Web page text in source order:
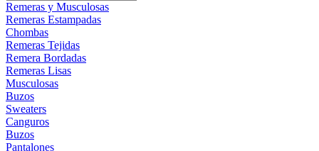
Remeras y Musculosas
Remeras Estampadas
Chombas
Remeras Tejidas
Remera Bordadas
Remeras Lisas
Musculosas
Buzos
Sweaters
Canguros
Buzos
Pantalones